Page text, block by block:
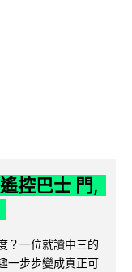
控巴士 門,
？一位就讀中三的
一步步變成真正可